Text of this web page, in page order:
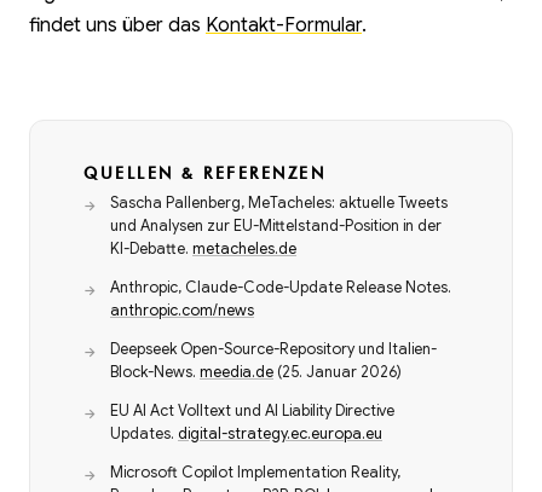
findet uns über das Kontakt-Formular.
QUELLEN & REFERENZEN
Sascha Pallenberg, MeTacheles: aktuelle Tweets
und Analysen zur EU-Mittelstand-Position in der
KI-Debatte. metacheles.de
Anthropic, Claude-Code-Update Release Notes.
anthropic.com/news
Deepseek Open-Source-Repository und Italien-
Block-News. meedia.de (25. Januar 2026)
EU AI Act Volltext und AI Liability Directive
Updates. digital-strategy.ec.europa.eu
Microsoft Copilot Implementation Reality,